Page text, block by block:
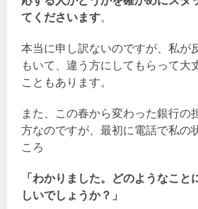
てくださいます。
本当に申し訳ないのですが、私が
もいて、違う方にしてもらって大
こともあります。
また、この春から変わった銀行の
方なのですが、最初に電話で私の
ころ
「わかりました。どのようなこと
しいでしょうか？」